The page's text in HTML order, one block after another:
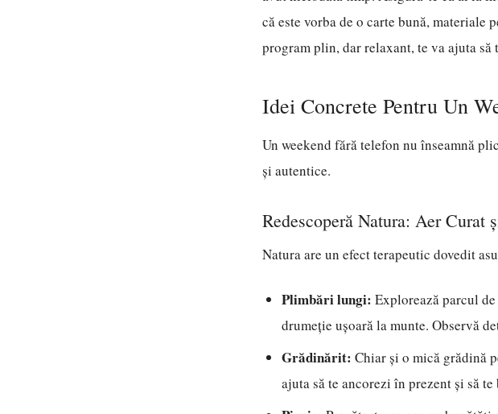
că este vorba de o carte bună, materiale
program plin, dar relaxant, te va ajuta
Idei Concrete Pentru Un
Un weekend fără telefon nu înseamnă
și autentice.
Redescoperă Natura: Aer Curat
Natura are un efect terapeutic dovedit
Plimbări lungi: Explorează parcul
drumeție ușoară la munte. Observă
Grădinărit: Chiar și o mică grădină
ajuta să te ancorezi în prezent și să